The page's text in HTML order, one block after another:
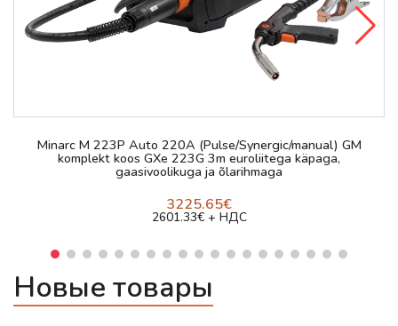
Minarc M 223P Auto 220A (Pulse/Synergic/manual) GM
komplekt koos GXe 223G 3m euroliitega käpaga,
gaasivoolikuga ja õlarihmaga
3225.65€
2601.33€ + НДС
Новые товары